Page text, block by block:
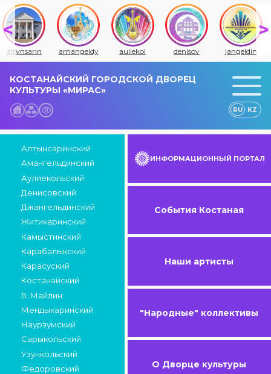
altynsarin amangeldy auliekol denisov jangeldin
КОСТАНАЙСКИЙ ГОРОДСКОЙ ДВОРЕЦ
КУЛЬТУРЫ «МИРАС»
RU KZ
Алтынсаринский
Амангельдинский
Аулиекольский
Денисовский
Джангельдинский
Житикаринский
Камыстинский
Карабалыкский
Карасуский
Костанайский
Б. Майлин
Мендыкаринский
Наурзумский
Сарыкольский
Узункольский
Федоровский
ИНФОРМАЦИОННЫЙ ПОРТАЛ
События Костаная
Наши артисты
"Народные" коллективы
О Дворце культуры